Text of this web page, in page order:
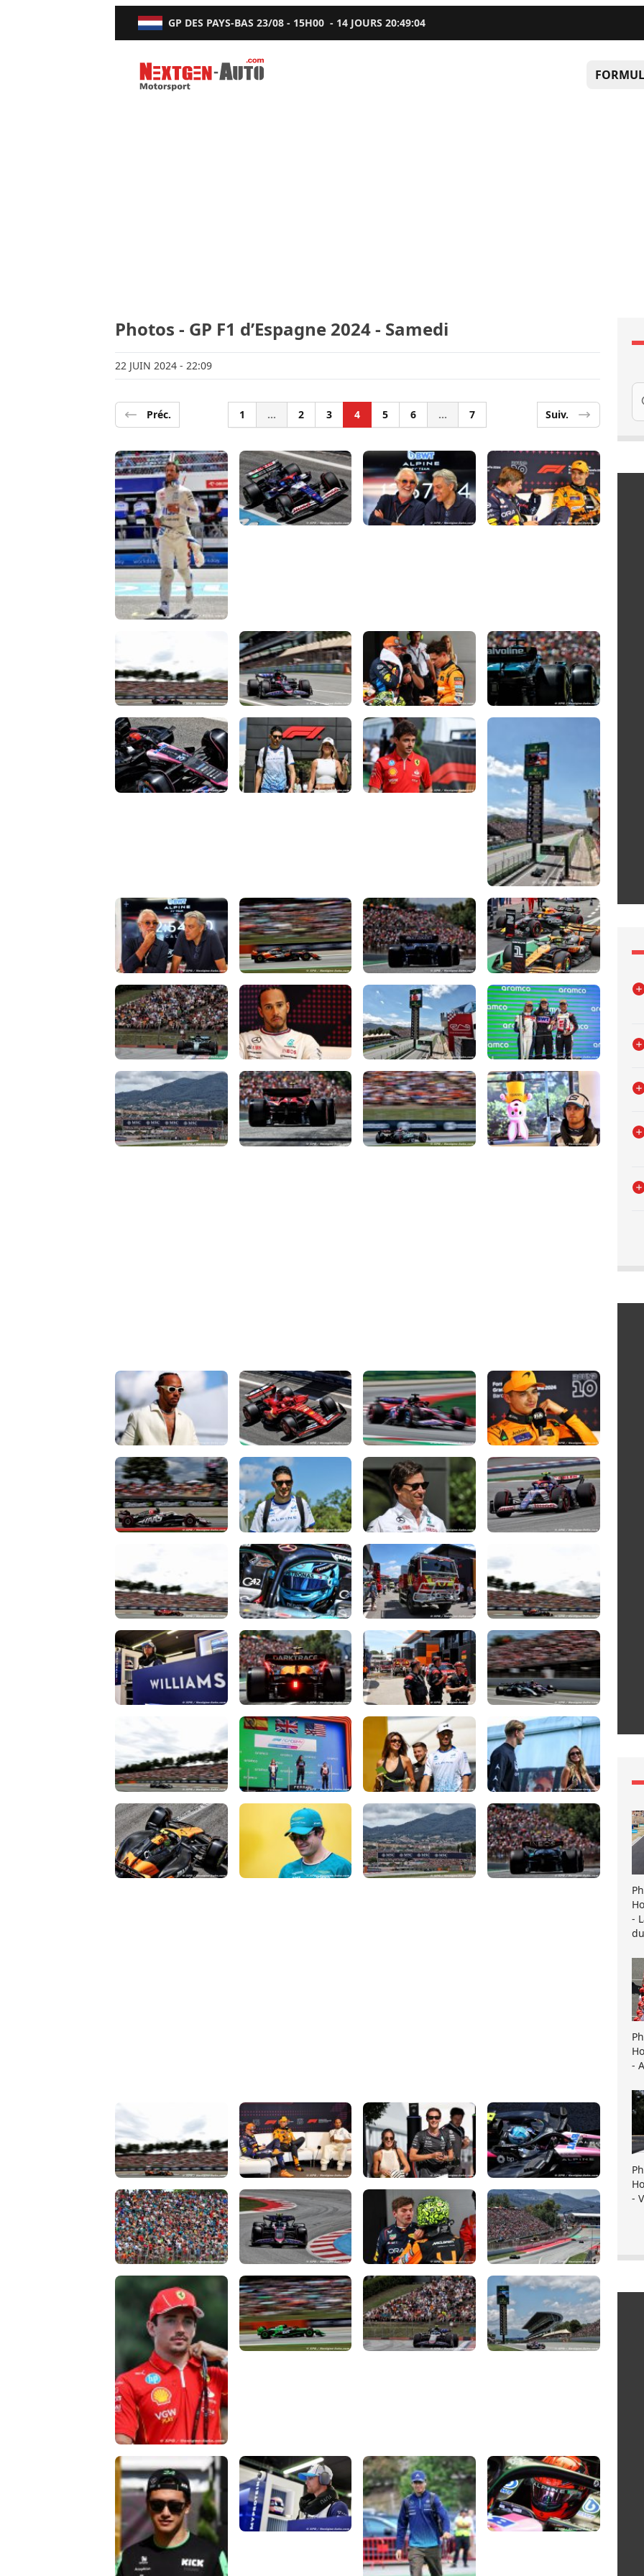
GP DES PAYS-BAS 23/08 - 15H00 - 14 JOURS20:49:02
Nextgen-Auto.com
Photos - GP F1 d’Espagne 2024 - Samedi
22 JUIN 2024 - 22:09
Préc. 1 ... 2 3 4 5 6 ... 7 Suiv.
-
-
-